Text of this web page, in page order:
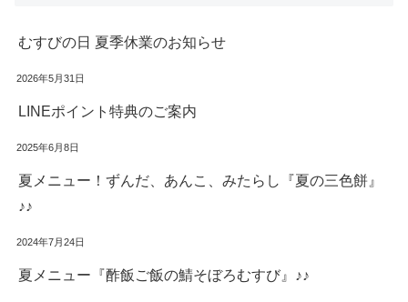
むすびの日 夏季休業のお知らせ
2026年5月31日
LINEポイント特典のご案内
2025年6月8日
夏メニュー！ずんだ、あんこ、みたらし『夏の三色餅』
♪♪
2024年7月24日
夏メニュー『酢飯ご飯の鯖そぼろむすび』♪♪